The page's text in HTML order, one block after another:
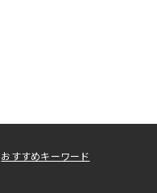
おすすめキーワード